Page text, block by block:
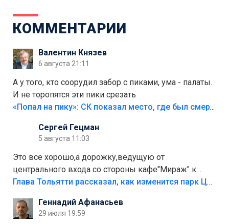
КОММЕНТАРИИ
Валентин Князев
6 августа 21:11
А у того, кто соорудил забор с пиками, ума - палаты.
И не торопятся эти пики срезать
«Попал на пику»: СК показал место, где был смертельно травмирован ребенок в Тольятти
Сергей Гецман
5 августа 11:03
Это все хорошо,а дорожку,ведущую от
центрального входа со стороны кафе"Мираж" к
аттракционам слабо доделать?А то бордюры
лежала в парке и испортилась.Да еще,видимо,часть
украли.
Глава Тольятти рассказал, как изменится парк Центрального района
Геннадий Афанасьев
29 июля 19:59